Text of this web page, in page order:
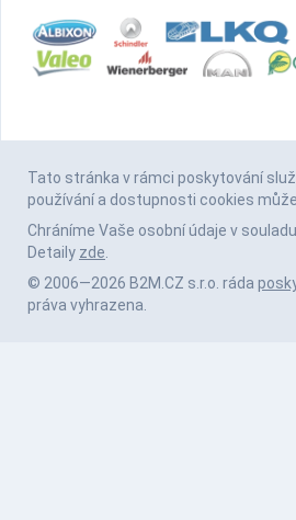
Tato stránka v rámci poskytování
používání a dostupnosti cookies
Chráníme Vaše osobní údaje v
Detaily zde.
© 2006—2026 B2M.CZ s.r.o. ráda
práva vyhrazena.